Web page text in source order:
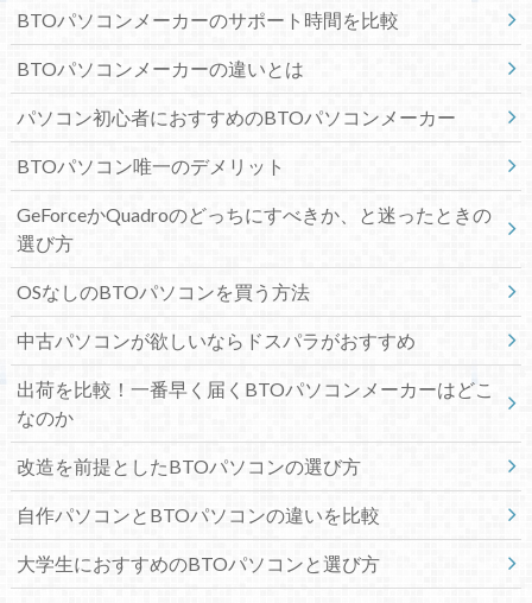
BTOパソコンメーカーのサポート時間を比較
BTOパソコンメーカーの違いとは
パソコン初心者におすすめのBTOパソコンメーカー
BTOパソコン唯一のデメリット
GeForceかQuadroのどっちにすべきか、と迷ったときの
選び方
OSなしのBTOパソコンを買う方法
中古パソコンが欲しいならドスパラがおすすめ
出荷を比較！一番早く届くBTOパソコンメーカーはどこ
なのか
改造を前提としたBTOパソコンの選び方
自作パソコンとBTOパソコンの違いを比較
大学生におすすめのBTOパソコンと選び方